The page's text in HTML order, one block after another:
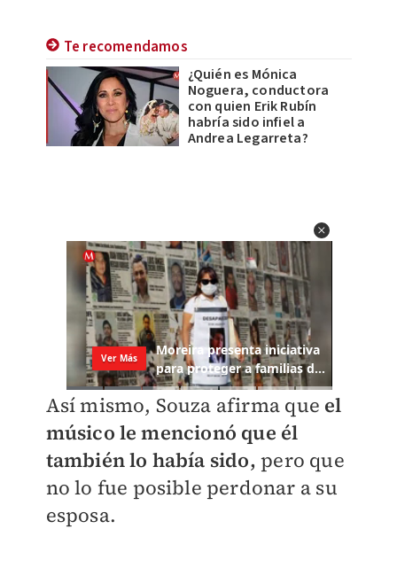
Te recomendamos
¿Quién es Mónica
Noguera, conductora
con quien Erik Rubín
habría sido infiel a
Andrea Legarreta?
Así mismo, Souza afirma que el
músico le mencionó que él
también lo había sido, pero que
no lo fue posible perdonar a su
esposa.